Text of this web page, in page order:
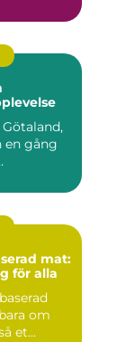
en gång
mat:
för alla
om
et...